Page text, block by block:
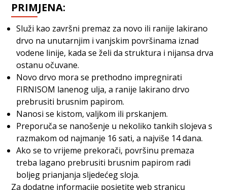
PRIMJENA:
Služi kao završni premaz za novo ili ranije lakirano
drvo na unutarnjim i vanjskim površinama iznad
vodene linije, kada se želi da struktura i nijansa drva
ostanu očuvane.
Novo drvo mora se prethodno impregnirati
FIRNISOM lanenog ulja, a ranije lakirano drvo
prebrusiti brusnim papirom.
Nanosi se kistom, valjkom ili prskanjem.
Preporuča se nanošenje u nekoliko tankih slojeva s
razmakom od najmanje 16 sati, a najviše 14 dana.
Ako se to vrijeme prekorači, površinu premaza
treba lagano prebrusiti brusnim papirom radi
boljeg prianjanja sljedećeg sloja.
Za dodatne informacije posjetite web stranicu